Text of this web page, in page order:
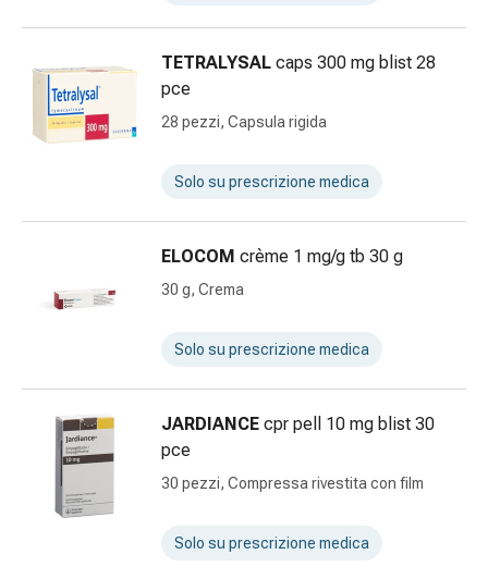
all'orecchio
Gocce
oftalmiche
Infiammazione
oculare
oftalmiche
Igiene
circolazione
Calze
compressive
Circolazione
TETRALYSAL caps 300 mg blist 28
pce
28 pezzi, Capsula rigida
Solo su prescrizione medica
ELOCOM crème 1 mg/g tb 30 g
30 g, Crema
Solo su prescrizione medica
JARDIANCE cpr pell 10 mg blist 30
pce
30 pezzi, Compressa rivestita con film
Solo su prescrizione medica